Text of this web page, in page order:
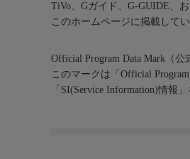
TiVo、Gガイド、G-GUIDE、
このホームページに掲載して
Official Program Data Mark（公
このマークは「Official
「SI(Service Information)情報